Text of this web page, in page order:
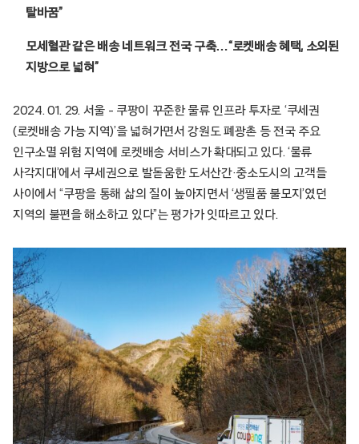
탈바꿈”
모세혈관 같은 배송 네트워크 전국 구축…“로켓배송 혜택, 소외된
지방으로 넓혀”
2024. 01. 29. 서울 – 쿠팡이 꾸준한 물류 인프라 투자로 ‘쿠세권
(로켓배송 가능 지역)’을 넓혀가면서 강원도 폐광촌 등 전국 주요
인구소멸 위험 지역에 로켓배송 서비스가 확대되고 있다. ‘물류
사각지대’에서 쿠세권으로 발돋움한 도서산간·중소도시의 고객들
사이에서 “쿠팡을 통해 삶의 질이 높아지면서 ‘생필품 불모지’였던
지역의 불편을 해소하고 있다”는 평가가 잇따르고 있다.